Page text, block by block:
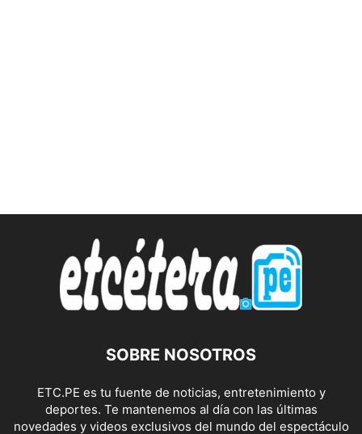
SOBRE NOSOTROS
ETC.PE es tu fuente de noticias, entretenimiento y
deportes. Te mantenemos al día con las últimas
novedades y videos exclusivos del mundo del espectáculo